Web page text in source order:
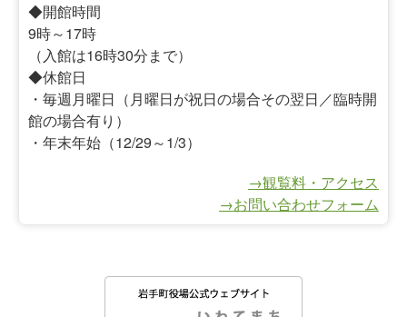
◆開館時間
9時～17時
（入館は16時30分まで）
◆休館日
・毎週月曜日（月曜日が祝日の場合その翌日／臨時開
館の場合有り）
・年末年始（12/29～1/3）
→観覧料・アクセス
→お問い合わせフォーム